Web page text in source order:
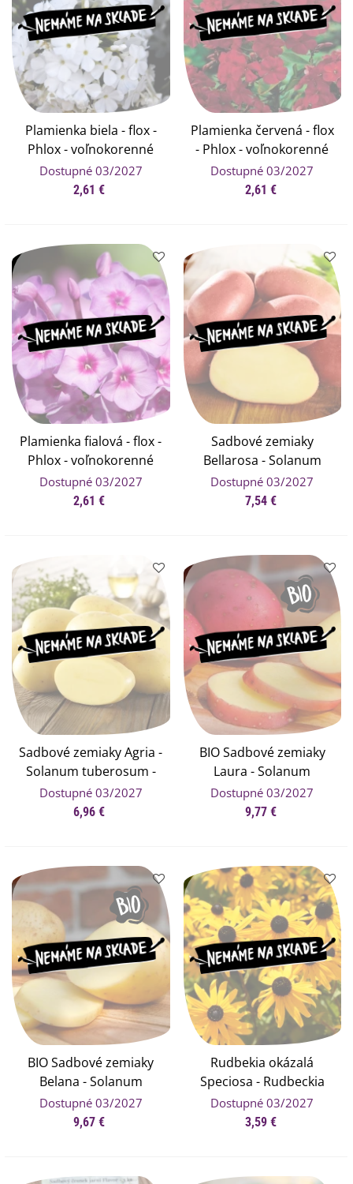
Plamienka biela - flox -
Phlox - voľnokorenné
sadenice plamienky - 1
ks
Dostupné 03/2027
2,61 €
Plamienka červená - flox
- Phlox - voľnokorenné
sadenice plamienky - 1
ks
Dostupné 03/2027
2,61 €
Plamienka fialová - flox -
Phlox - voľnokorenné
sadenice plamienky - 1
ks
Dostupné 03/2027
2,61 €
Sadbové zemiaky
Bellarosa - Solanum
tuberosum - Kiepenkerl -
10 ks
Dostupné 03/2027
7,54 €
Sadbové zemiaky Agria -
Solanum tuberosum -
Kiepenkerl - 10 ks
Dostupné 03/2027
6,96 €
BIO Sadbové zemiaky
Laura - Solanum
tuberosum - bio zemiaky
- 10 ks
Dostupné 03/2027
9,77 €
BIO Sadbové zemiaky
Belana - Solanum
tuberosum - bio zemiaky
- 10 ks
Dostupné 03/2027
9,67 €
Rudbekia okázalá
Speciosa - Rudbeckia
speciosa - voľnokorenné
sadenice rudbekie - 1 ks
Dostupné 03/2027
3,59 €